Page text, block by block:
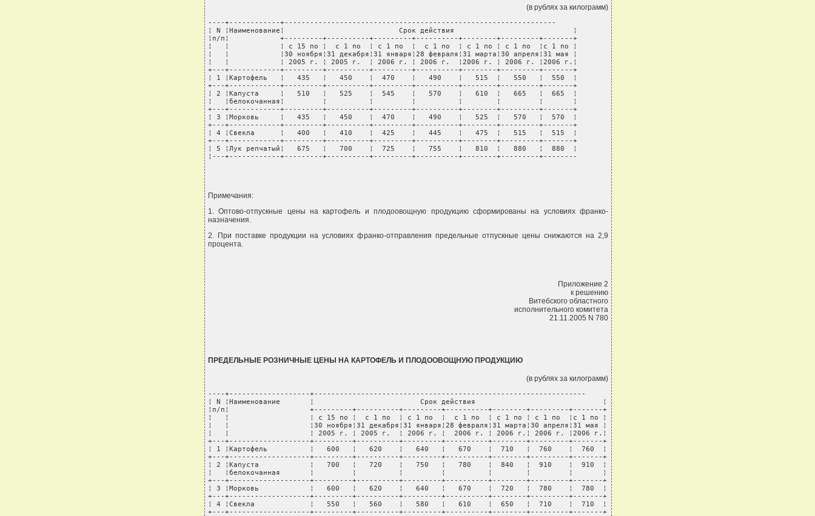
(в рублях за килограмм)
----+------------+----------------------------------------------------------------
¦ N ¦Наименование¦                           Срок действия                            ¦
¦п/п¦            +---------+----------+---------+----------+--------+---------+-------+
¦   ¦            ¦ с 15 по ¦  с 1 по  ¦ с 1 по  ¦  с 1 по  ¦ с 1 по ¦ с 1 по  ¦с 1 по ¦
¦   ¦            ¦30 ноября¦31 декабря¦31 января¦28 февраля¦31 марта¦30 апреля¦31 мая ¦
¦   ¦            ¦ 2005 г. ¦ 2005 г.  ¦ 2006 г. ¦ 2006 г.  ¦2006 г. ¦ 2006 г. ¦2006 г.¦
+---+------------+---------+----------+---------+----------+--------+---------+-------+
¦ 1 ¦Картофель   ¦   435   ¦   450    ¦  470    ¦   490    ¦   515  ¦   550   ¦  550  ¦
+---+------------+---------+----------+---------+----------+--------+---------+-------+
¦ 2 ¦Капуста     ¦   510   ¦   525    ¦  545    ¦   570    ¦   610  ¦   665   ¦  665  ¦
¦   ¦белокочанная¦         ¦          ¦         ¦          ¦        ¦         ¦       ¦
+---+------------+---------+----------+---------+----------+--------+---------+-------+
¦ 3 ¦Морковь     ¦   435   ¦   450    ¦  470    ¦   490    ¦   525  ¦   570   ¦  570  ¦
+---+------------+---------+----------+---------+----------+--------+---------+-------+
¦ 4 ¦Свекла      ¦   400   ¦   410    ¦  425    ¦   445    ¦   475  ¦   515   ¦  515  ¦
+---+------------+---------+----------+---------+----------+--------+---------+-------+
¦ 5 ¦Лук репчатый¦   675   ¦   700    ¦  725    ¦   755    ¦   810  ¦   880   ¦  880  ¦
¦---+------------+---------+----------+---------+----------+--------+---------+--------
Примечания:
1. Оптово-отпускные цены на картофель и плодоовощную продукцию сформированы на условиях франко-
назначения.
2. При поставке продукции на условиях франко-отправления предельные отпускные цены снижаются на 2,9
процента.
Приложение 2
к решению
Витебского областного
исполнительного комитета
21.11.2005 N 780
ПРЕДЕЛЬНЫЕ РОЗНИЧНЫЕ ЦЕНЫ НА КАРТОФЕЛЬ И ПЛОДООВОЩНУЮ ПРОДУКЦИЮ
(в рублях за килограмм)
----+-------------------+----------------------------------------------------------------
¦ N ¦Наименование       ¦                         Срок действия                              ¦
¦п/п¦                   +---------+----------+---------+----------+--------+---------+-------+
¦   ¦                   ¦ с 15 по ¦  с 1 по  ¦ с 1 по  ¦  с 1 по  ¦ с 1 по ¦ с 1 по  ¦с 1 по ¦
¦   ¦                   ¦30 ноября¦31 декабря¦31 января¦28 февраля¦31 марта¦30 апреля¦31 мая ¦
¦   ¦                   ¦ 2005 г. ¦ 2005 г.  ¦ 2006 г. ¦  2006 г. ¦ 2006 г.¦ 2006 г. ¦2006 г.¦
+---+-------------------+---------+----------+---------+----------+--------+---------+-------+
¦ 1 ¦Картофель          ¦   600   ¦   620    ¦   640   ¦   670    ¦  710   ¦  760    ¦  760  ¦
+---+-------------------+---------+----------+---------+----------+--------+---------+-------+
¦ 2 ¦Капуста            ¦   700   ¦   720    ¦   750   ¦   780    ¦  840   ¦  910    ¦  910  ¦
¦   ¦белокочанная       ¦         ¦          ¦         ¦          ¦        ¦         ¦       ¦
+---+-------------------+---------+----------+---------+----------+--------+---------+-------+
¦ 3 ¦Морковь            ¦   600   ¦   620    ¦   640   ¦   670    ¦  720   ¦  780    ¦  780  ¦
+---+-------------------+---------+----------+---------+----------+--------+---------+-------+
¦ 4 ¦Свекла             ¦   550   ¦   560    ¦   580   ¦   610    ¦  650   ¦  710    ¦  710  ¦
+---+-------------------+---------+----------+---------+----------+--------+---------+-------+